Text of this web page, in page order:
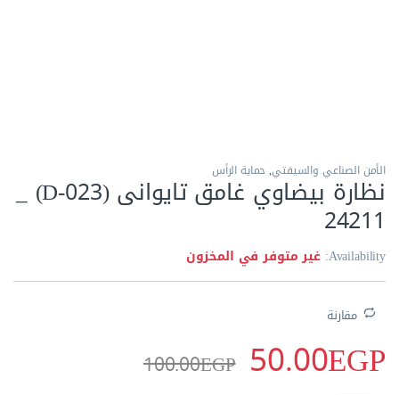
الأمن الصناعي والسيفتي, حماية الرأس
نظارة بيضاوي غامق تايوانى (D-023) _
24211
Availability: غير متوفر في المخزون
مقارنة
50.00EGP
100.00EGP